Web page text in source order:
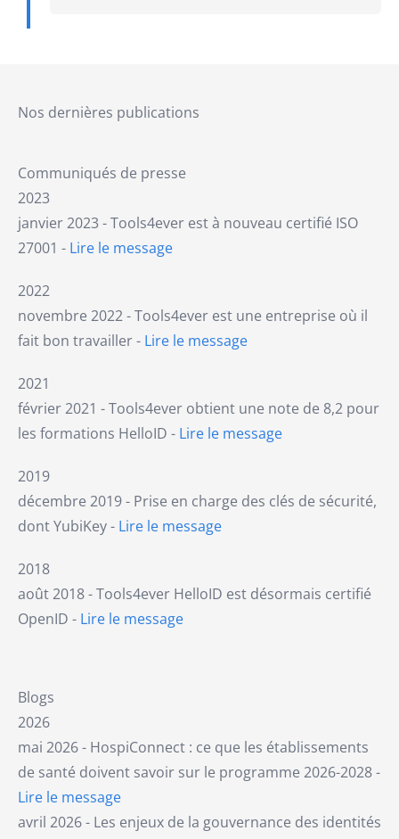
Nos dernières publications
Communiqués de presse
2023
janvier 2023 - Tools4ever est à nouveau certifié ISO
27001 - Lire le message
2022
novembre 2022 - Tools4ever est une entreprise où il
fait bon travailler - Lire le message
2021
février 2021 - Tools4ever obtient une note de 8,2 pour
les formations HelloID - Lire le message
2019
décembre 2019 - Prise en charge des clés de sécurité,
dont YubiKey - Lire le message
2018
août 2018 - Tools4ever HelloID est désormais certifié
OpenID - Lire le message
Blogs
2026
mai 2026 - HospiConnect : ce que les établissements
de santé doivent savoir sur le programme 2026-2028 -
Lire le message
avril 2026 - Les enjeux de la gouvernance des identités